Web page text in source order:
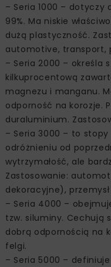
– Seria 1000 –
99%. Ma niskie
dużą plastyczność.
automotive, transport,
– Seria 2000 – określa
kilkuprocentową
magnezu i manganu.
odporność na korozje.
duraluminium.
– Seria 3000 – to
odróżnieniu od
wytrzymałość, ale
Zastosowanie:
dekoracyjne),
– Seria 4000 –
tzw. siluminy. Cechują
dobrą odpornością na
felgi.
– Seria 5000 –